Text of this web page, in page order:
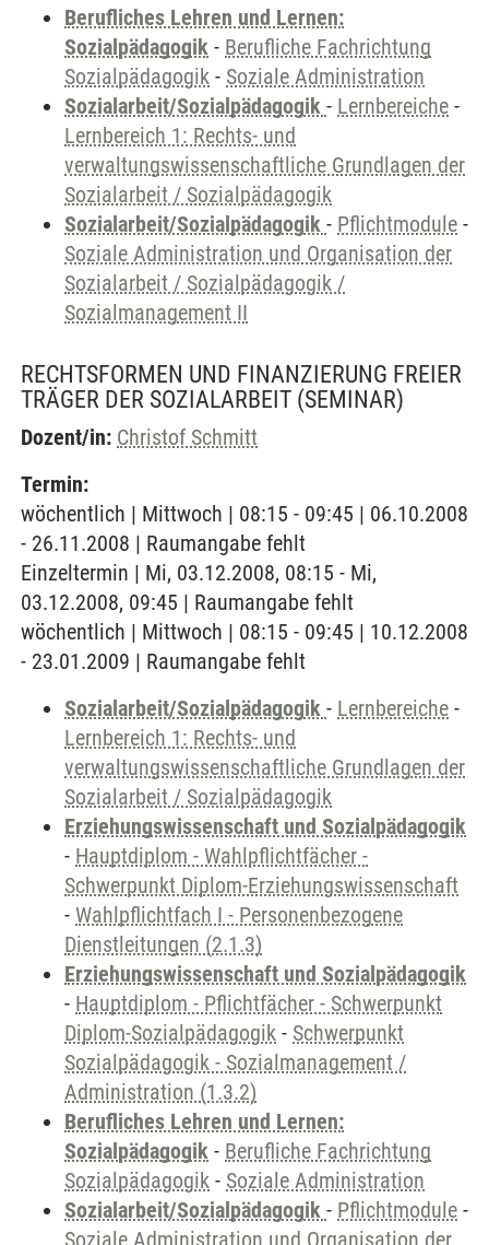
Berufliches Lehren und Lernen:
Sozialpädagogik - Berufliche Fachrichtung
Sozialpädagogik - Soziale Administration
Sozialarbeit/Sozialpädagogik - Lernbereiche -
Lernbereich 1: Rechts- und
verwaltungswissenschaftliche Grundlagen der
Sozialarbeit / Sozialpädagogik
Sozialarbeit/Sozialpädagogik - Pflichtmodule -
Soziale Administration und Organisation der
Sozialarbeit / Sozialpädagogik /
Sozialmanagement II
RECHTSFORMEN UND FINANZIERUNG FREIER
TRÄGER DER SOZIALARBEIT (SEMINAR)
Dozent/in: Christof Schmitt
Termin:
wöchentlich | Mittwoch | 08:15 - 09:45 | 06.10.2008
- 26.11.2008 | Raumangabe fehlt
Einzeltermin | Mi, 03.12.2008, 08:15 - Mi,
03.12.2008, 09:45 | Raumangabe fehlt
wöchentlich | Mittwoch | 08:15 - 09:45 | 10.12.2008
- 23.01.2009 | Raumangabe fehlt
Sozialarbeit/Sozialpädagogik - Lernbereiche -
Lernbereich 1: Rechts- und
verwaltungswissenschaftliche Grundlagen der
Sozialarbeit / Sozialpädagogik
Erziehungswissenschaft und Sozialpädagogik
- Hauptdiplom - Wahlpflichtfächer -
Schwerpunkt Diplom-Erziehungswissenschaft
- Wahlpflichtfach I - Personenbezogene
Dienstleitungen (2.1.3)
Erziehungswissenschaft und Sozialpädagogik
- Hauptdiplom - Pflichtfächer - Schwerpunkt
Diplom-Sozialpädagogik - Schwerpunkt
Sozialpädagogik - Sozialmanagement /
Administration (1.3.2)
Berufliches Lehren und Lernen:
Sozialpädagogik - Berufliche Fachrichtung
Sozialpädagogik - Soziale Administration
Sozialarbeit/Sozialpädagogik - Pflichtmodule -
Soziale Administration und Organisation der